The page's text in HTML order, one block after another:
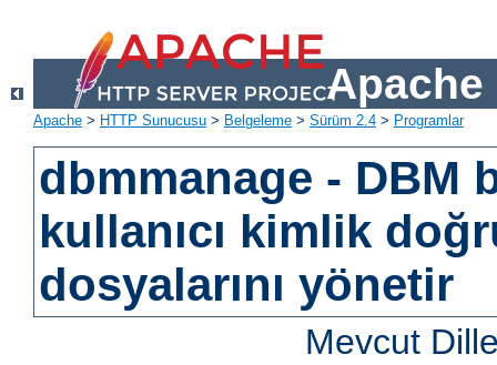
Apache
Apache > HTTP Sunucusu > Belgeleme > Sürüm 2.4 > Programlar
dbmmanage - DBM
kullanıcı kimlik
dosyalarını yönetir
Mevcut